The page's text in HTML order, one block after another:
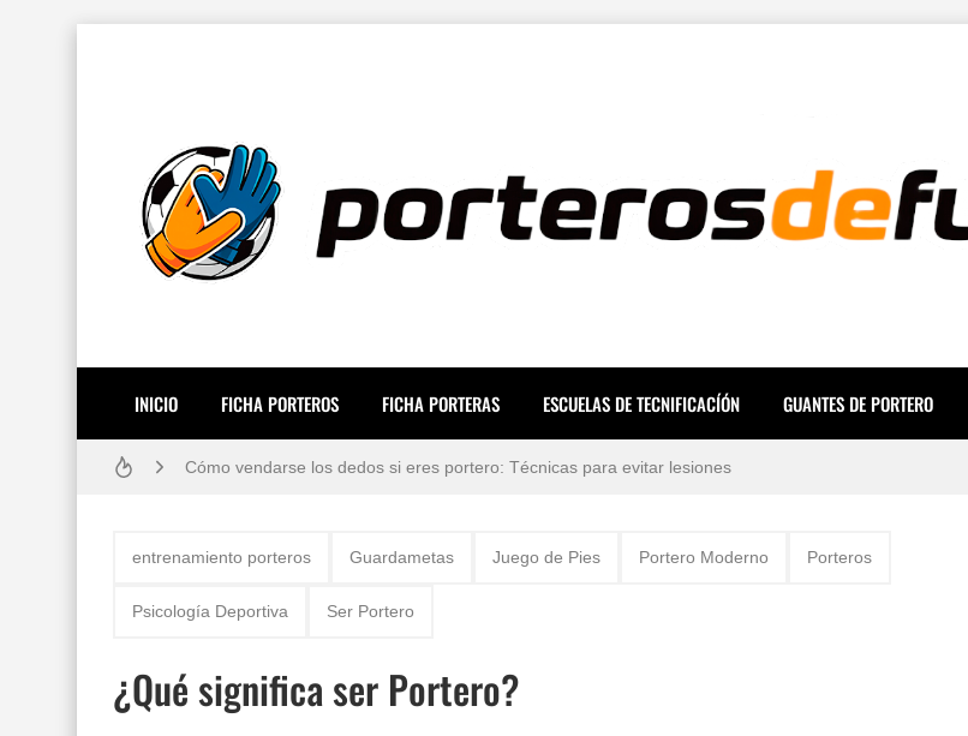
INICIO FICHA PORTEROS FICHA PORTERAS ESCUELAS DE TECNIFICACÍÓN GUANTES DE PORTERO
Resiliencia en Porteros: La Guía Definitiva para una Mente a Prueba de Errores
Cómo vendarse los dedos si eres portero: Técnicas para evitar lesiones
¿Por qué los porteros usan el número 13? Historia, mitos y dorsales legendarios
entrenamiento porteros Guardametas Juego de Pies Portero Moderno Porteros
Psicología Deportiva Ser Portero
¿Qué significa ser Portero?